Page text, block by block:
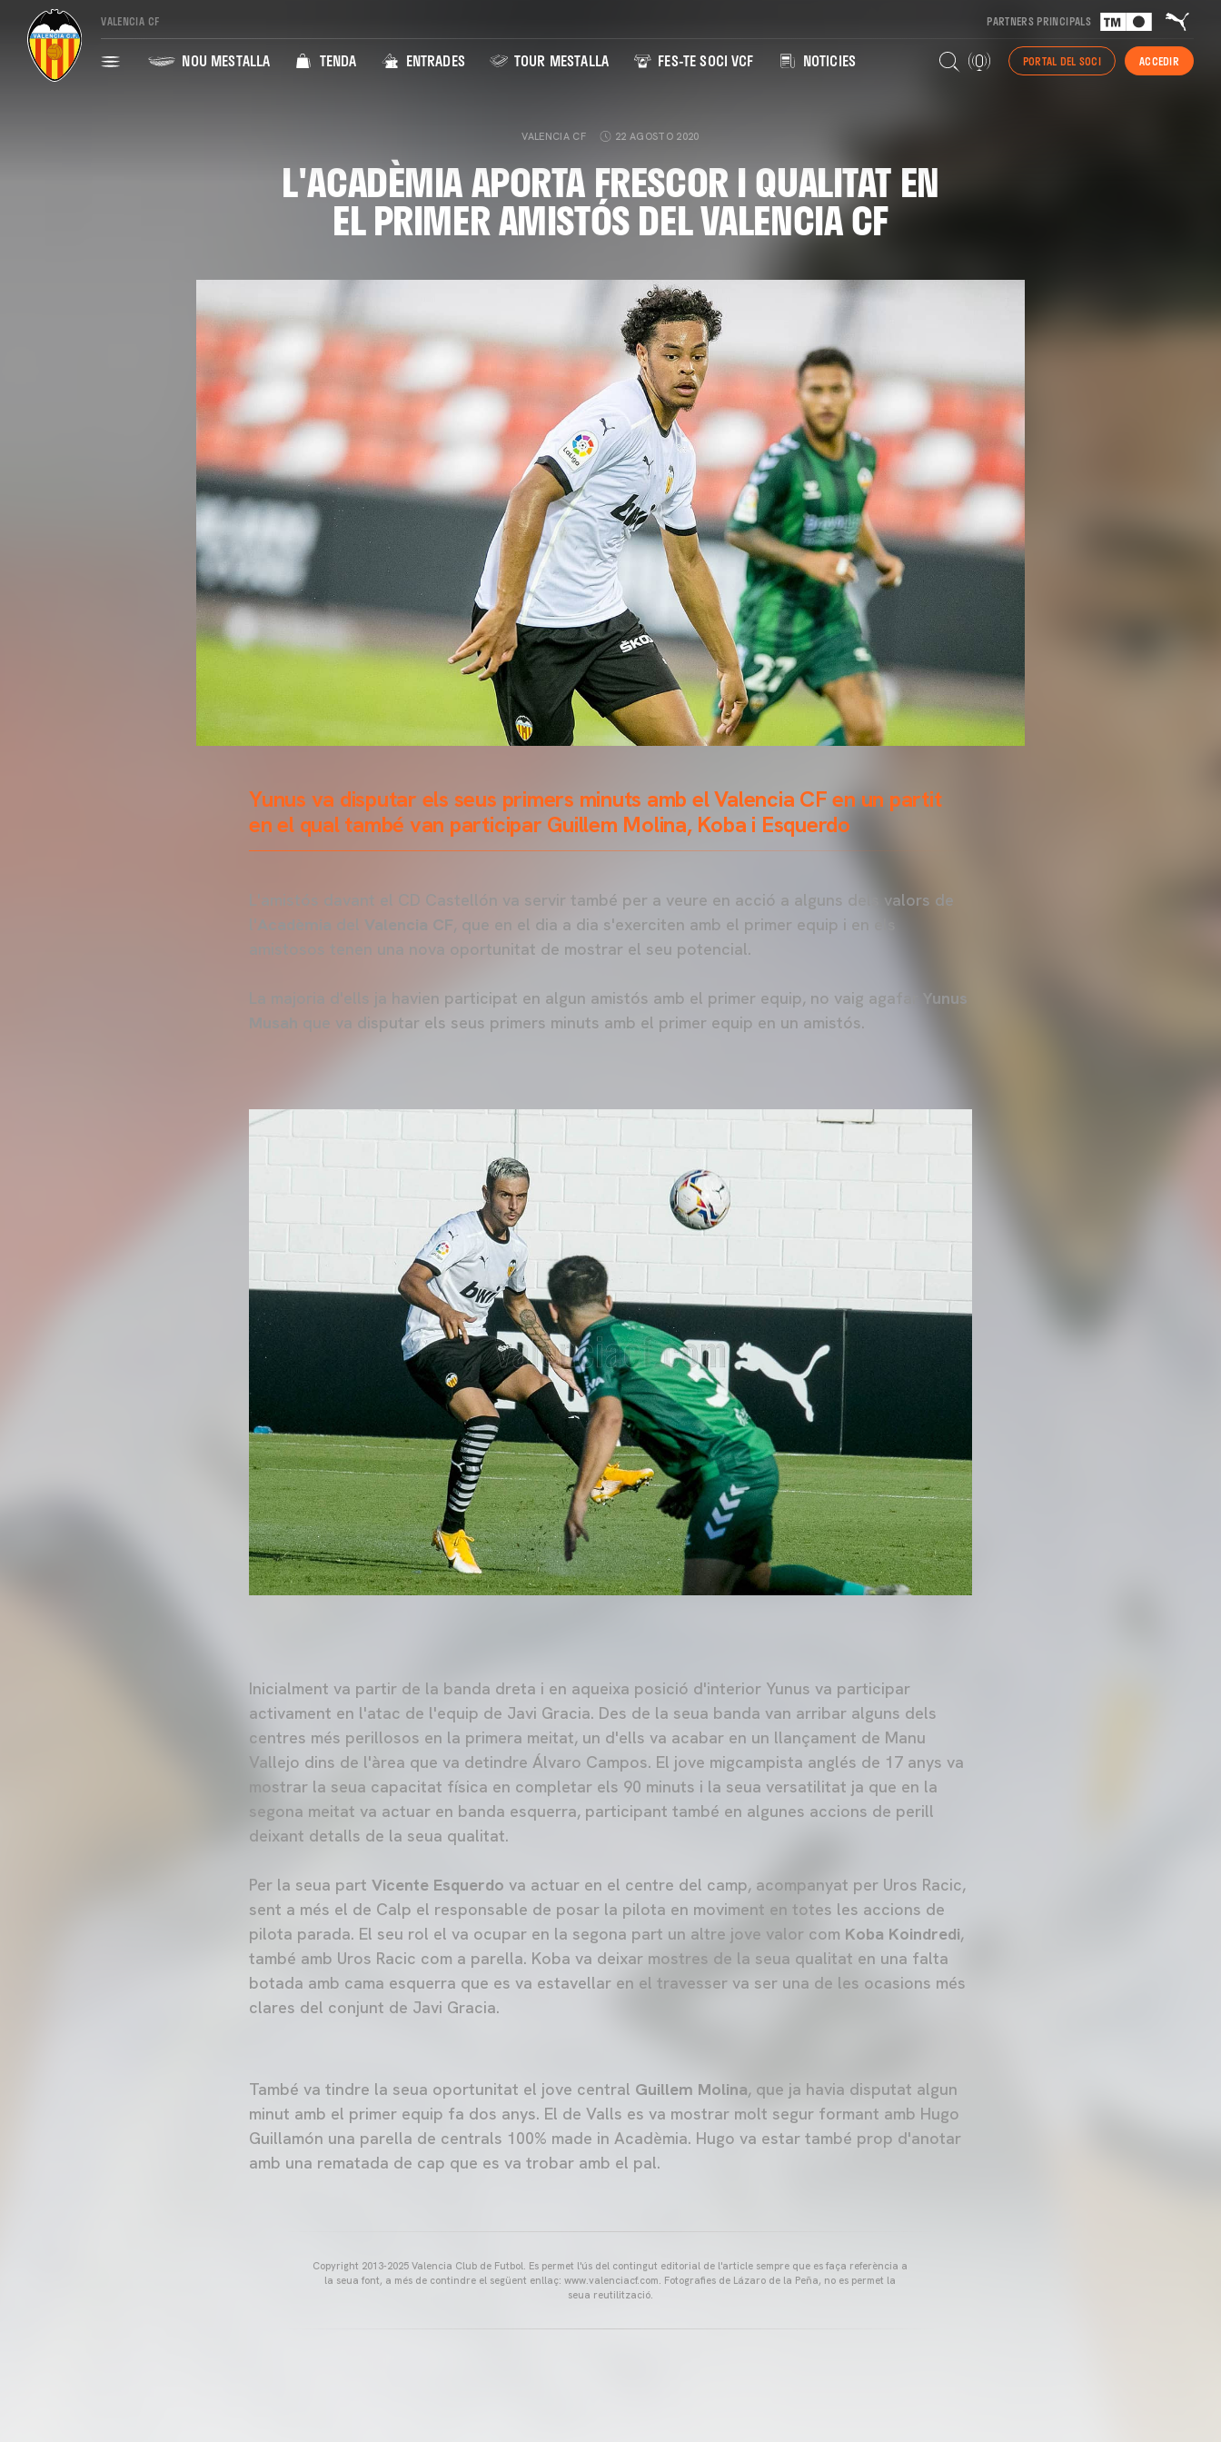
VALENCIA CF PARTNERS PRINCIPALS
NOU MESTALLA TENDA ENTRADES TOUR MESTALLA FES-TE SOCI VCF NOTICIES PORTAL DEL SOCI ACCEDIR
VALENCIA CF 22 AGOSTO 2020
L'ACADÈMIA APORTA FRESCOR I QUALITAT EN
EL PRIMER AMISTÓS DEL VALENCIA CF
Yunus va disputar els seus primers minuts amb el Valencia CF en un partit
en el qual també van participar Guillem Molina, Koba i Esquerdo
L'amistós davant el CD Castellón va servir també per a veure en acció a alguns dels valors de
l'Acadèmia del Valencia CF, que en el dia a dia s'exerciten amb el primer equip i en els
amistosos tenen una nova oportunitat de mostrar el seu potencial.
La majoria d'ells ja havien participat en algun amistós amb el primer equip, no vaig agafar
Yunus
Musah que va disputar els seus primers minuts amb el primer equip en un amistós.
Inicialment va partir de la banda dreta i en aqueixa posició d'interior Yunus va participar
activament en l'atac de l'equip de Javi Gracia. Des de la seua banda van arribar alguns dels
centres més perillosos en la primera meitat, un d'ells va acabar en un llançament de Manu
Vallejo dins de l'àrea que va detindre Álvaro Campos. El jove migcampista anglés de 17 anys va
mostrar la seua capacitat física en completar els 90 minuts i la seua versatilitat ja que en la
segona meitat va actuar en banda esquerra, participant també en algunes accions de perill
deixant detalls de la seua qualitat.
Per la seua part Vicente Esquerdo va actuar en el centre del camp, acompanyat per Uros Racic,
sent a més el de Calp el responsable de posar la pilota en moviment en totes les accions de
pilota parada. El seu rol el va ocupar en la segona part un altre jove valor com Koba Koindredi,
també amb Uros Racic com a parella. Koba va deixar mostres de la seua qualitat en una falta
botada amb cama esquerra que es va estavellar en el travesser va ser una de les ocasions més
clares del conjunt de Javi Gracia.
També va tindre la seua oportunitat el jove central Guillem Molina, que ja havia disputat algun
minut amb el primer equip fa dos anys. El de Valls es va mostrar molt segur formant amb Hugo
Guillamón una parella de centrals 100% made in Acadèmia. Hugo va estar també prop d'anotar
amb una rematada de cap que es va trobar amb el pal.
Copyright 2013-2025 Valencia Club de Futbol. Es permet l'ús del contingut editorial de l'article sempre que es faça referència a
la seua font, a més de contindre el següent enllaç: www.valenciacf.com. Fotografies de Lázaro de la Peña, no es permet la
seua reutilització.